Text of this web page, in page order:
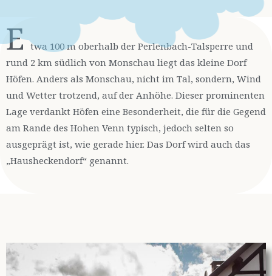
E twa 100 m oberhalb der Perlenbach-Talsperre und
rund 2 km südlich von Monschau liegt das kleine Dorf
Höfen. Anders als Monschau, nicht im Tal, sondern, Wind
und Wetter trotzend, auf der Anhöhe. Dieser prominenten
Lage verdankt Höfen eine Besonderheit, die für die Gegend
am Rande des Hohen Venn typisch, jedoch selten so
ausgeprägt ist, wie gerade hier. Das Dorf wird auch das
„Hausheckendorf“ genannt.